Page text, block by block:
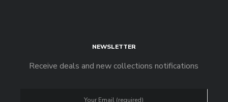
NEWSLETTER
Receive deals and new collections notifications